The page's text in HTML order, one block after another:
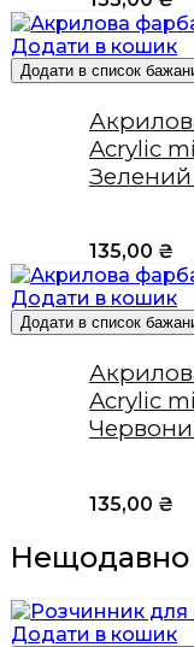
Додати в кошик
Додати в список
Acrylic
Зелений
135,00 ₴
Додати в кошик
Додати в список
Acrylic
135,00 ₴
Нещодавно
Додати в кошик